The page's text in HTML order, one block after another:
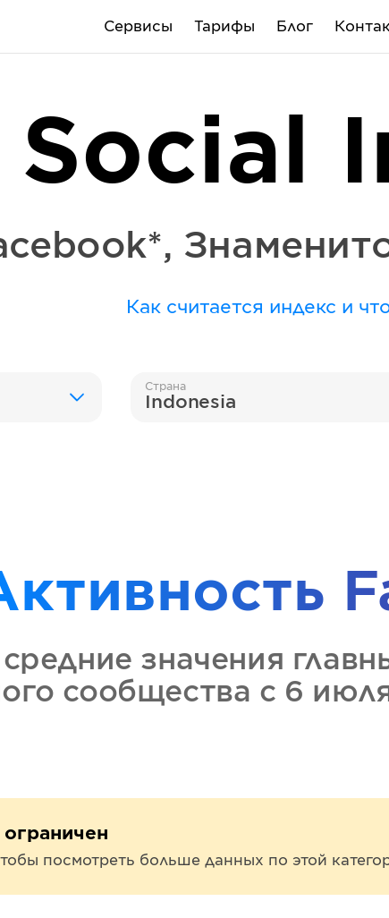
Сервисы Тарифы Блог
Social
,
Как считается индекс и
Страна
Indonesia
значения
сообщества с 6
посмотреть больше данных по этой